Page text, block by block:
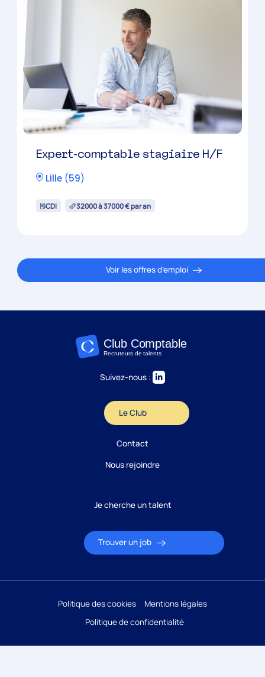
Candidature
Expert-comptable stagiaire H/F
Lille (59)
CDI 32000 à 37000 € par an
Voir les offres d’emploi
Suivez-nous :
Le Club
Contact
Nous rejoindre
Je cherche un talent
Trouver un job
Politique des cookies
Mentions légales
Politique de confidentialité